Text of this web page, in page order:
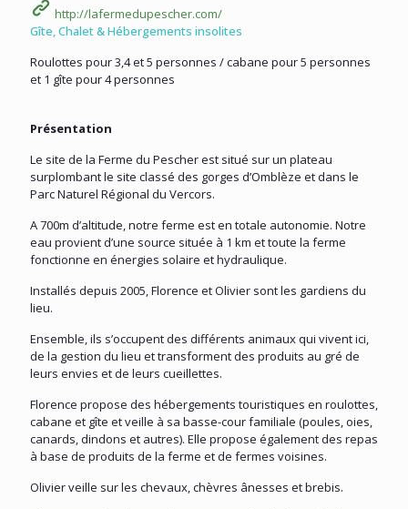
http://lafermedupescher.com/
Gîte, Chalet & Hébergements insolites
Roulottes pour 3,4 et 5 personnes / cabane pour 5 personnes
et 1 gîte pour 4 personnes
Présentation
Le site de la Ferme du Pescher est situé sur un plateau
surplombant le site classé des gorges d’Omblèze et dans le
Parc Naturel Régional du Vercors.
A 700m d’altitude, notre ferme est en totale autonomie. Notre
eau provient d’une source située à 1 km et toute la ferme
fonctionne en énergies solaire et hydraulique.
Installés depuis 2005, Florence et Olivier sont les gardiens du
lieu.
Ensemble, ils s’occupent des différents animaux qui vivent ici,
de la gestion du lieu et transforment des produits au gré de
leurs envies et de leurs cueillettes.
Florence propose des hébergements touristiques en roulottes,
cabane et gîte et veille à sa basse-cour familiale (poules, oies,
canards, dindons et autres). Elle propose également des repas
à base de produits de la ferme et de fermes voisines.
Olivier veille sur les chevaux, chèvres ânesses et brebis.